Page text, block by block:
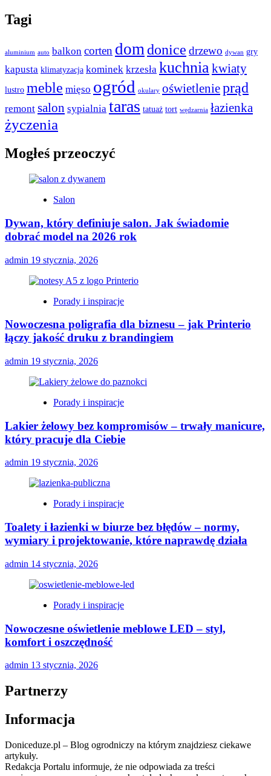
Tagi
aluminium auto balkon corten domdonice drzewo dywan gry
kapusta klimatyzacja kominek krzesła kuchniakwiaty
lustro meble mięso ogród okulary oświetlenieprąd
remont salon sypialnia taras tatuaż tort wędzarnia łazienka
życzenia
Mogłeś przeoczyć
Salon
Dywan, który definiuje salon. Jak świadomie
dobrać model na 2026 rok
admin 19 stycznia, 2026
Porady i inspiracje
Nowoczesna poligrafia dla biznesu – jak Printerio
łączy jakość druku z brandingiem
admin 19 stycznia, 2026
Porady i inspiracje
Lakier żelowy bez kompromisów – trwały manicure,
który pracuje dla Ciebie
admin 19 stycznia, 2026
Porady i inspiracje
Toalety i łazienki w biurze bez błędów – normy,
wymiary i projektowanie, które naprawdę działa
admin 14 stycznia, 2026
Porady i inspiracje
Nowoczesne oświetlenie meblowe LED – styl,
komfort i oszczędność
admin 13 stycznia, 2026
Partnerzy
Informacja
Doniceduze.pl – Blog ogrodniczy na którym znajdziesz ciekawe
artykuły.
Redakcja Portalu informuje, że nie odpowiada za treści